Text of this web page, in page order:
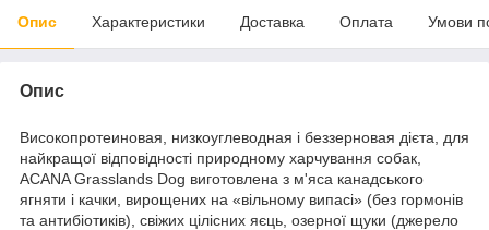
Опис Характеристики Доставка Оплата Умови
Опис
Високопротеиновая, низкоуглеводная і беззерновая дієта, для
найкращої відповідності природному харчування собак,
ACANA Grasslands Dog виготовлена з м'яса канадського
ягняти і качки, вирощених на «вільному випасі» (без гормонів
та антибіотиків), свіжих цілісних яєць, озерної щуки (джерело